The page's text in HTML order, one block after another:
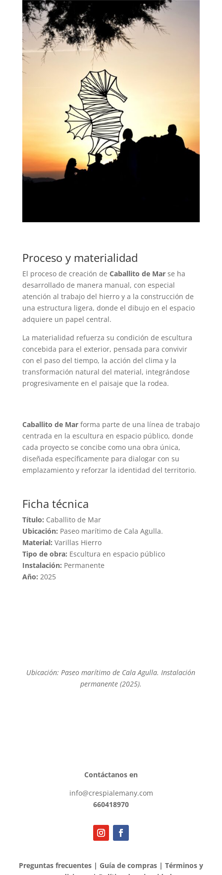
Proceso y materialidad
El proceso de creación de Caballito de Marse ha
desarrollado de manera manual, con especial
atención al trabajo del hierro y a la construcción de
una estructura ligera, donde el dibujo en el espacio
adquiere un papel central.
La materialidad refuerza su condición de escultura
concebida para el exterior, pensada para convivir
con el paso del tiempo, la acción del clima y la
transformación natural del material, integrándose
progresivamente en el paisaje que la rodea.
Caballito de Marforma parte de una línea de trabajo
centrada en la escultura en espacio público, donde
cada proyecto se concibe como una obra única,
diseñada específicamente para dialogar con su
emplazamiento y reforzar la identidad del territorio.
Ficha técnica
Título: Caballito de Mar
Ubicación: Paseo marítimo de Cala Agulla.
Material: Varillas Hierro
Tipo de obra: Escultura en espacio público
Instalación: Permanente
Año: 2025
Ubicación: Paseo marítimo de Cala Agulla. Instalación
permanente (2025).
Contáctanos en
info@crespialemany.com
660418970
Preguntas frecuentes | Guía de compras | Términos y